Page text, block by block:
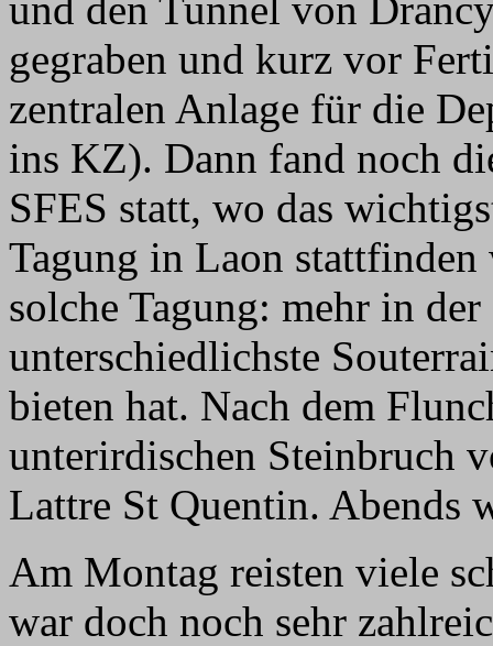
gegraben und kurz vor
zentralen Anlage für die
ins KZ). Dann fand noch
SFES statt, wo das
Tagung in Laon
solche Tagung: mehr in
unterschiedlichste
bieten hat. Nach dem
unterirdischen Steinbruch
Lattre St Quentin. Abends
Am Montag reisten viele
war doch noch sehr